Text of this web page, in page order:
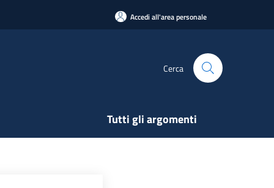
Accedi all'area personale
Cerca
Tutti gli argomenti